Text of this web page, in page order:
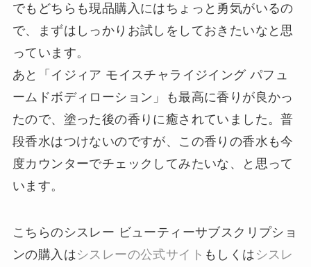
でもどちらも現品購入にはちょっと勇気がいるの
で、まずはしっかりお試しをしておきたいなと思
っています。
あと「イジィア モイスチャライジイング パフュ
ームドボディローション」も最高に香りが良かっ
たので、塗った後の香りに癒されていました。普
段香水はつけないのですが、この香りの香水も今
度カウンターでチェックしてみたいな、と思って
います。
こちらのシスレー ビューティーサブスクリプショ
ンの購入はシスレーの公式サイト もしくは シスレ